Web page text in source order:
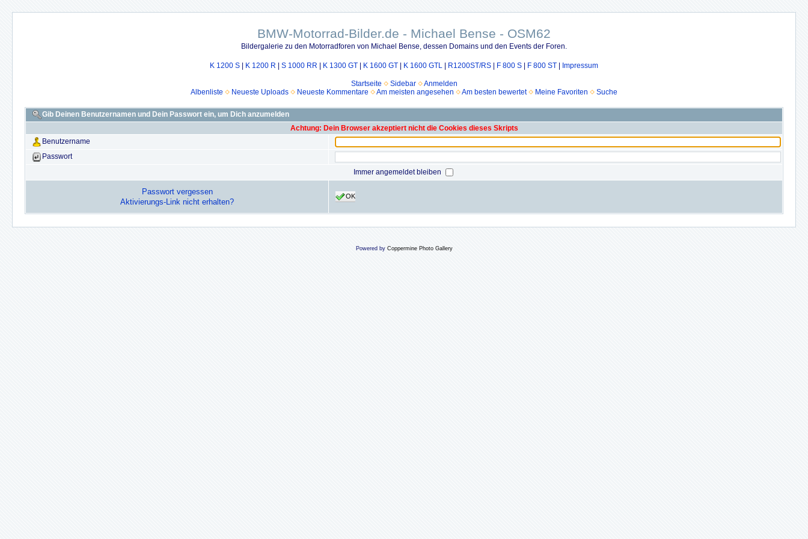
BMW-Motorrad-Bilder.de - Michael Bense - OSM62
Bildergalerie zu den Motorradforen von Michael Bense, dessen Domains und den Events der Foren.
K 1200 S K 1200 R S 1000 RR K 1300 GT K 1600 GT K 1600 GTL R1200ST/RS F 800 S F 800 ST Impressum
Startseite Sidebar
Anmelden
Albenliste
Neueste Uploads Neueste Kommentare Am meisten angesehen Am besten bewertet Meine Favoriten Suche
Gib Deinen Benutzernamen und Dein Passwort ein, um Dich anzumelden
Achtung: Dein Browser akzeptiert nicht die Cookies dieses Skripts
Benutzername
Passwort
Immer angemeldet bleiben
Passwort vergessen
Aktivierungs-Link nicht erhalten?
OK
Powered by Coppermine Photo Gallery